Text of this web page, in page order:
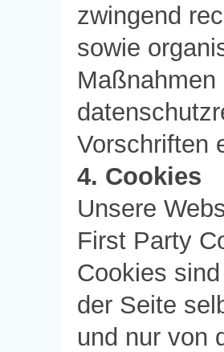
zwingend
sowie
Vorschriften
4. Cookies
Unsere
First Party
Cookies
der Seite
und nur von